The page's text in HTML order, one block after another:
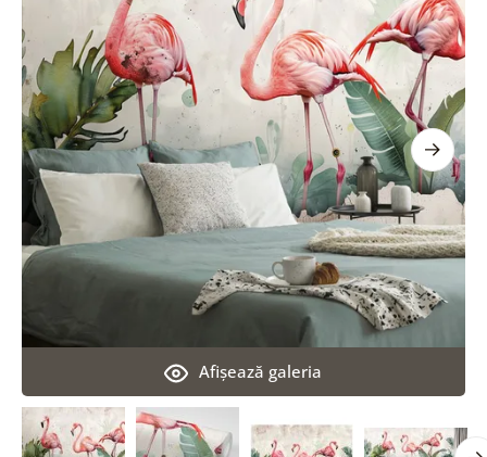
Afişează galeria